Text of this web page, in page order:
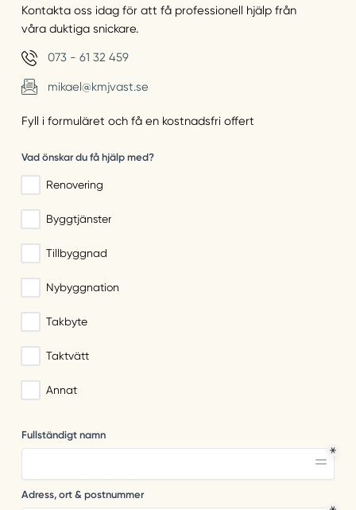
Kontakta oss idag för att få professionell hjälp från
våra duktiga snickare.
073 - 61 32 459
mikael@kmjvast.se
Fyll i formuläret och få en kostnadsfri offert
Vad önskar du få hjälp med?
Renovering
Byggtjänster
Tillbyggnad
Nybyggnation
Takbyte
Taktvätt
Annat
Fullständigt namn
Adress, ort & postnummer